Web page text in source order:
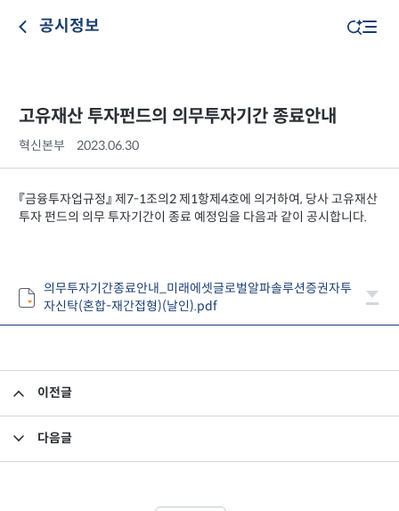
공시정보
고유재산 투자펀드의 의무투자기간 종료안내
혁신본부 2023.06.30
『금융투자업규정』 제7-1조의2 제1항제4호에 의거하여, 당사 고유재산
투자 펀드의 의무 투자기간이 종료 예정임을 다음과 같이 공시합니다.
의무투자기간종료안내_미래에셋글로벌알파솔루션증권자투
자신탁(혼합-재간접형)(날인).pdf
이전글
다음글